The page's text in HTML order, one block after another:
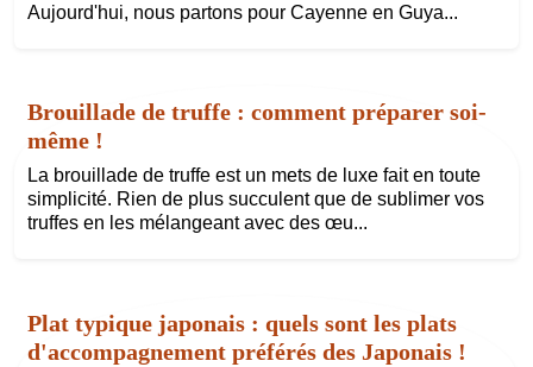
Aujourd'hui, nous partons pour Cayenne en Guya...
Brouillade de truffe : comment préparer soi-
même !
La brouillade de truffe est un mets de luxe fait en toute
simplicité. Rien de plus succulent que de sublimer vos
truffes en les mélangeant avec des œu...
Plat typique japonais : quels sont les plats
d'accompagnement préférés des Japonais !